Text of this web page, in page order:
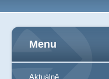
Menu
Aktuálně